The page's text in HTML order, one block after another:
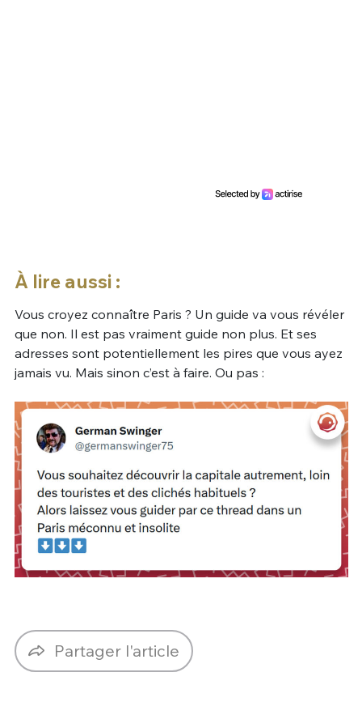
À lire aussi :
Vous croyez connaître Paris ? Un guide va vous révéler
que non. Il est pas vraiment guide non plus. Et ses
adresses sont potentiellement les pires que vous ayez
jamais vu. Mais sinon c’est à faire. Ou pas :
Partager l'article